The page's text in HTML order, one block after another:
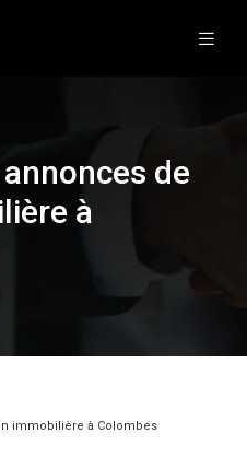
de
à
immobilière à Colombes